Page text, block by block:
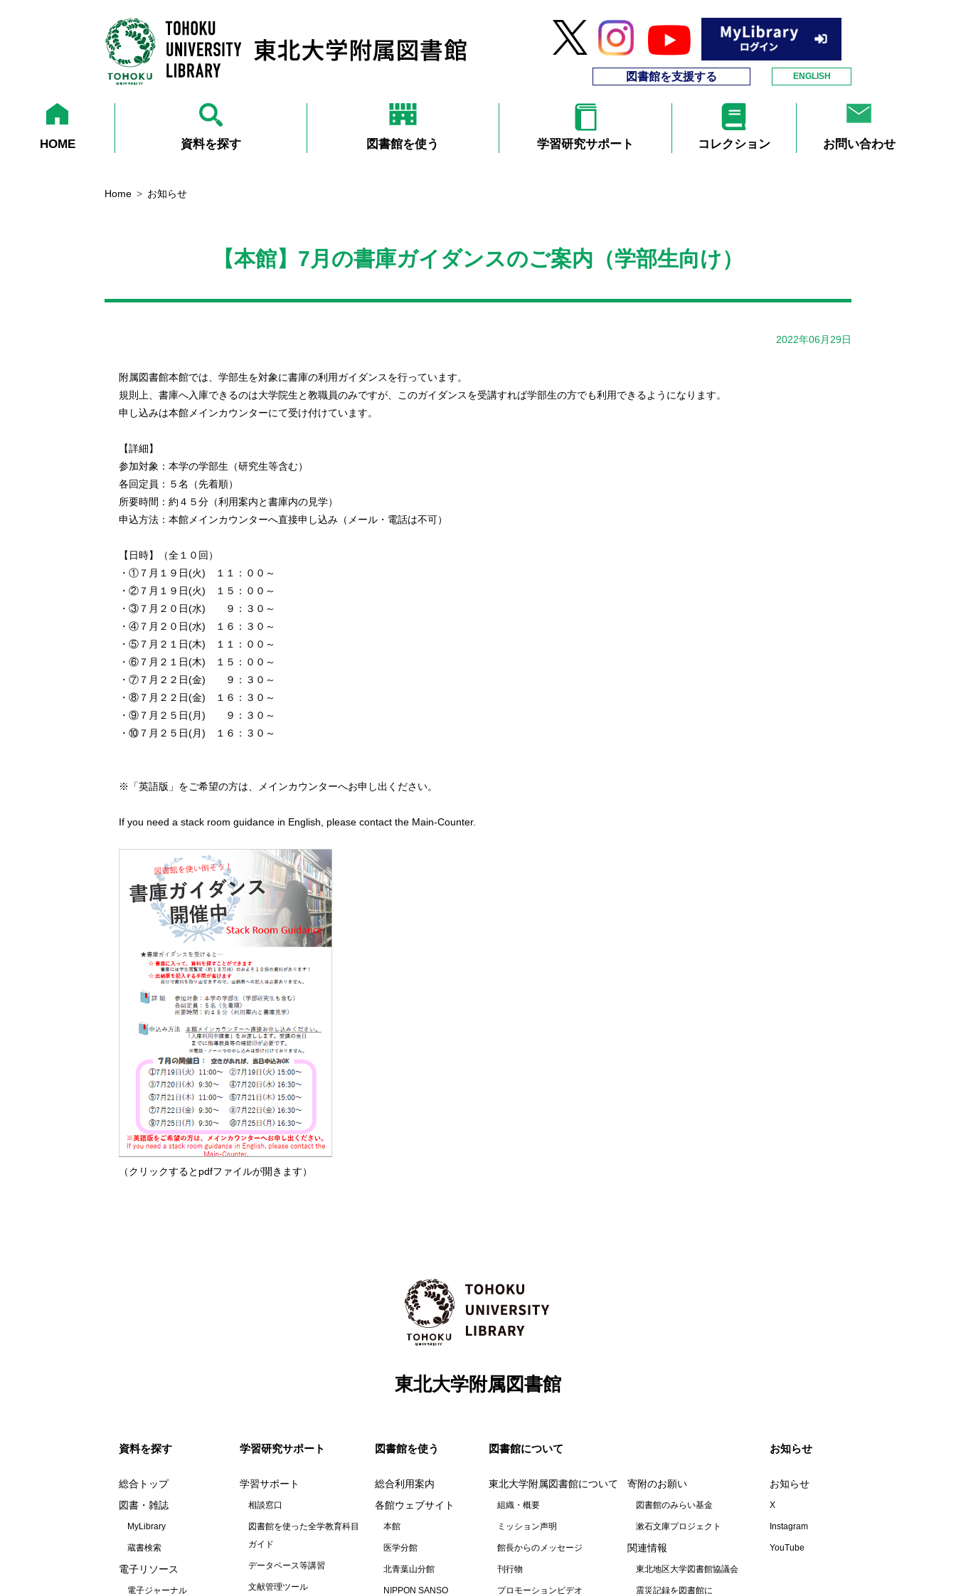
ENGLISH
図書館を支援する
HOME 資料を探す 図書館を使う 学習研究サポート コレクション お問い合わせ
Home お知らせ
【本館】7月の書庫ガイダンスのご案内（学部生向け）
2022年06月29日
附属図書館本館では、学部生を対象に書庫の利用ガイダンスを行っています。
規則上、書庫へ入庫できるのは大学院生と教職員のみですが、このガイダンスを受講すれば学部生の方でも利用できるようになります。
申し込みは本館メインカウンターにて受け付けています。
【詳細】
参加対象：本学の学部生（研究生等含む）
各回定員：５名（先着順）
所要時間：約４５分（利用案内と書庫内の見学）
申込方法：本館メインカウンターへ直接申し込み（メール・電話は不可）
【日時】（全１０回）
・①７月１９日(火) １１：００～
・②７月１９日(火) １５：００～
・③７月２０日(水) ９：３０～
・④７月２０日(水) １６：３０～
・⑤７月２１日(木) １１：００～
・⑥７月２１日(木) １５：００～
・⑦７月２２日(金) ９：３０～
・⑧７月２２日(金) １６：３０～
・⑨７月２５日(月) ９：３０～
・⑩７月２５日(月) １６：３０～
※「英語版」をご希望の方は、メインカウンターへお申し出ください。
If you need a stack room guidance in English, please contact the Main-Counter.
（クリックするとpdfファイルが開きます）
東北大学附属図書館
資料を探す
総合トップ
図書・雑誌
MyLibrary
蔵書検索
電子リソース
電子ジャーナル
学習研究サポート
学習サポート
相談窓口
図書館を使った全学教育科目
ガイド
データベース等講習
文献管理ツール
図書館を使う
総合利用案内
各館ウェブサイト
本館
医学分館
北青葉山分館
NIPPON SANSO
図書館について
東北大学附属図書館について
組織・概要
ミッション声明
館長からのメッセージ
刊行物
プロモーションビデオ
寄附のお願い
図書館のみらい基金
漱石文庫プロジェクト
関連情報
東北地区大学図書館協議会
震災記録を図書館に
お知らせ
お知らせ
X
Instagram
YouTube